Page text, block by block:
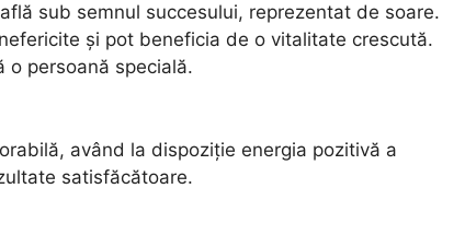
sub semnul succesului, reprezentat de soare.
și pot beneficia de o vitalitate crescută.
o persoană specială.
având la dispoziție energia pozitivă a
satisfăcătoare.